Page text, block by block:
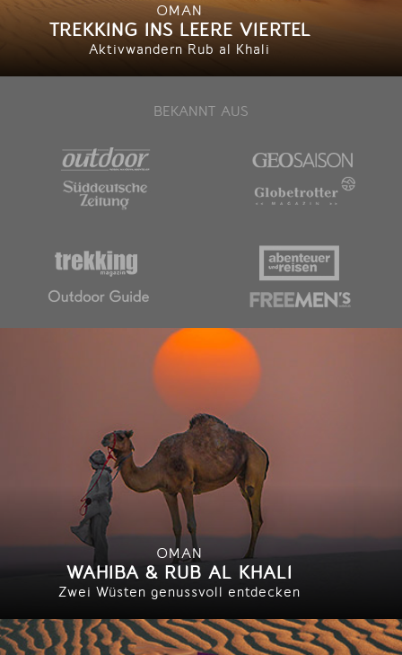
OMAN
TREKKING INS LEERE VIERTEL
Aktivwandern Rub al Khali
BEKANNT AUS
OMAN
WAHIBA & RUB AL KHALI
Zwei Wüsten genussvoll entdecken